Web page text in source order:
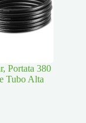
Portata 380
Tubo Alta